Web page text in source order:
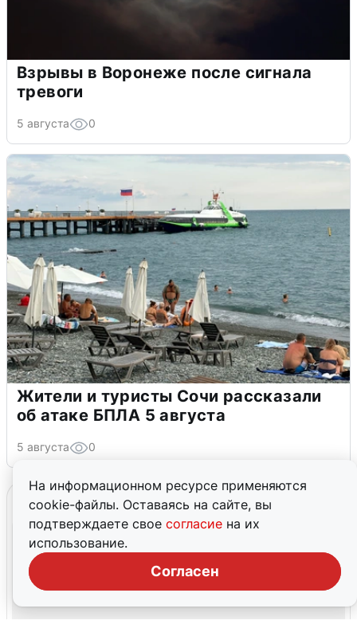
На информационном ресурсе применяются
cookie-файлы. Оставаясь на сайте, вы
подтверждаете свое согласие на их
использование.
Согласен
Взрывы в Воронеже после сигнала
тревоги
5 августа 0
Жители и туристы Сочи рассказали
об атаке БПЛА 5 августа
5 августа 0